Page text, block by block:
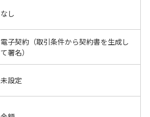
なし
電子契約（取引条件から契約書を生成し
て署名）
未設定